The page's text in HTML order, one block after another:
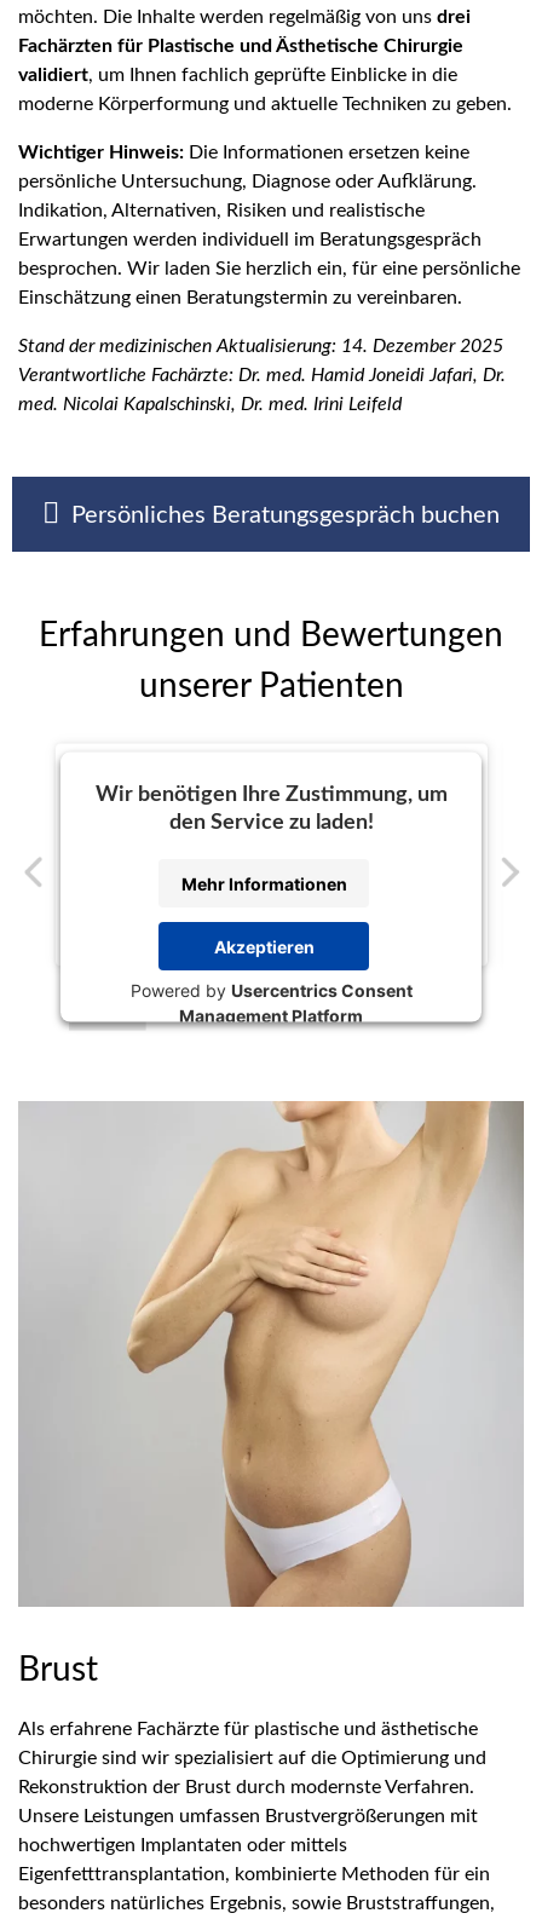
möchten. Die Inhalte werden regelmäßig von uns drei
Fachärzten für Plastische und Ästhetische Chirurgie
validiert, um Ihnen fachlich geprüfte Einblicke in die
moderne Körperformung und aktuelle Techniken zu geben.
Wichtiger Hinweis: Die Informationen ersetzen keine
persönliche Untersuchung, Diagnose oder Aufklärung.
Indikation, Alternativen, Risiken und realistische
Erwartungen werden individuell im Beratungsgespräch
besprochen. Wir laden Sie herzlich ein, für eine persönliche
Einschätzung einen Beratungstermin zu vereinbaren.
Stand der medizinischen Aktualisierung: 14. Dezember 2025
Verantwortliche Fachärzte: Dr. med. Hamid Joneidi Jafari, Dr.
med. Nicolai Kapalschinski, Dr. med. Irini Leifeld
Persönliches Beratungsgespräch buchen
Erfahrungen und Bewertungen
unserer Patienten
Wir benötigen Ihre Zustimmung, um
den Service zu laden!
Mehr Informationen
Akzeptieren
Powered by Usercentrics Consent
Management Platform
Brust
Als erfahrene Fachärzte für plastische und ästhetische
Chirurgie sind wir spezialisiert auf die Optimierung und
Rekonstruktion der Brust durch modernste Verfahren.
Unsere Leistungen umfassen Brustvergrößerungen mit
hochwertigen Implantaten oder mittels
Eigenfetttransplantation, kombinierte Methoden für ein
besonders natürliches Ergebnis, sowie Bruststraffungen,